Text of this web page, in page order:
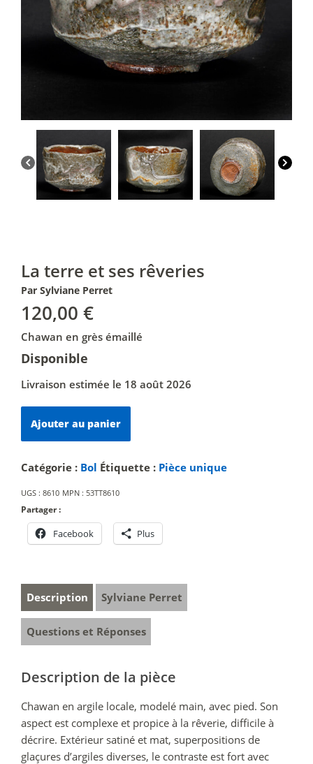
La terre et ses rêveries
Par Sylviane Perret
120,00 €
Chawan en grès émaillé
Disponible
Livraison estimée le 18 août 2026
de
terre
ses
rêveries
Ajouter au panier
Catégorie : Bol Étiquette : Pièce unique
UGS : 8610 MPN : 53TT8610
Partager :
Facebook Plus
Description Sylviane Perret
Questions et Réponses
Description de la pièce
Chawan en argile locale, modelé main, avec pied. Son
aspect est complexe et propice à la rêverie, difficile à
décrire. Extérieur satiné et mat, superpositions de
glaçures d’argiles diverses, le contraste est fort avec